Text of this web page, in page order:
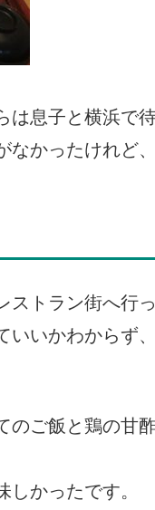
息子と横浜で
かったけれど
トラン街へ行っ
いいかわからず
ご飯と鶏の甘
かったです。